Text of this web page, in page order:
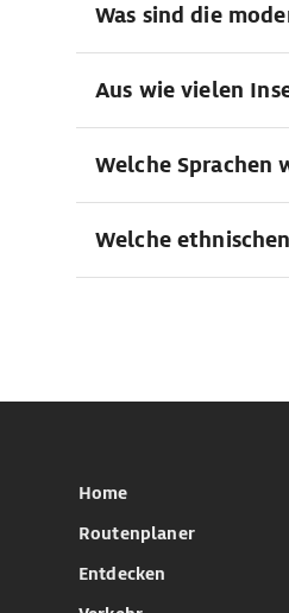
Was sind die
Aus wie vielen
Welche Sprachen
Welche
Home
Routenplaner
Entdecken